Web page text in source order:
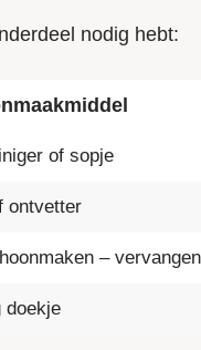
nodig hebt:
of sopje
ontvetter
– vervangen
doekje